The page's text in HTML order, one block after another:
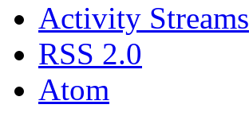
Activity Streams
RSS 2.0
Atom